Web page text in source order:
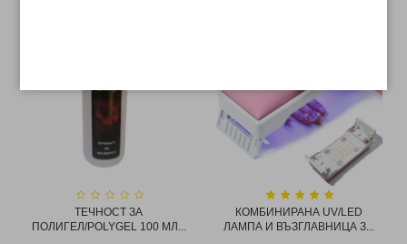
ТЕЧНОСТ ЗА
ПОЛИГЕЛ/POLYGEL 100 МЛ...
КОМБИНИРАНА UV/LED
ЛАМПА И ВЪЗГЛАВНИЦА З...